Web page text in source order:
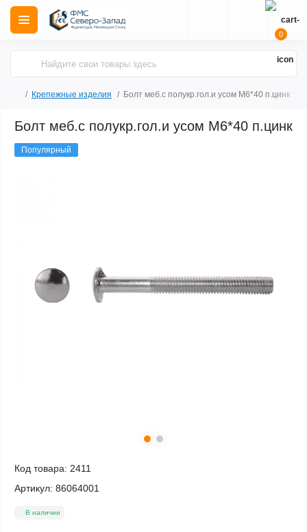
0
Крепежные изделия Болт меб.с полукр.гол.и усом М6*40 п.цинк
Болт меб.с полукр.гол.и усом М6*40 п.цинк
Популярный
Код товара: 2411
Артикул: 86064001
В наличии